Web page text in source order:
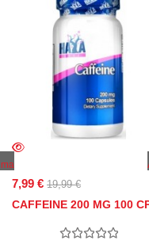
7,99 € 19,99 €
CAFFEINE 200 MG 100